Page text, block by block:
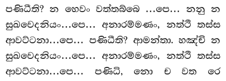
පණිධීති? න හෙවං වත්තබ්බෙ …පෙ… නනු න
සුඛවෙදනියං…පෙ… අනාරම්මණං, නත්ථි තස්ස
ආවට්ටනා…පෙ… පණිධීති? ආමන්තා. හඤ්චි න
සුඛවෙදනියං…පෙ… අනාරම්මණං, නත්ථි තස්ස
ආවට්ටනා…පෙ… පණිධි, නො ච වත රෙ